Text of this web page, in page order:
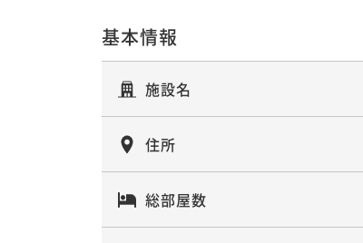
６連泊以上のロングステイプラン
素泊まり
基本情報
施設名
住所
総部屋数